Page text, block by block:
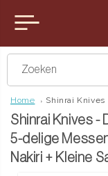
naar de content
sluiten
Zoeken
Home Shinrai Knives
Shinrai Knives -
5-delige
Nakiri + Kleine